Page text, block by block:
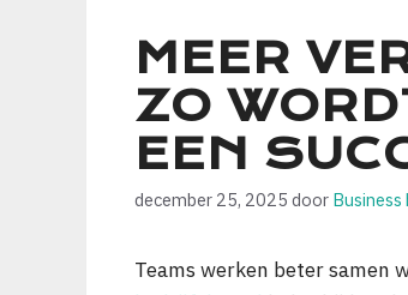
MEER
ZO
EEN
december 25, 2025 door Business
Teams werken beter samen